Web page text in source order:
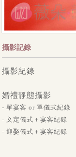
攝影記錄
攝影紀錄
婚禮靜態攝影
- 單宴客 or 單儀式紀錄
- 文定儀式＋宴客紀錄
- 迎娶儀式＋宴客紀錄